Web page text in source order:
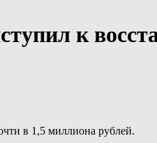
к
в 1,5 миллиона рублей.